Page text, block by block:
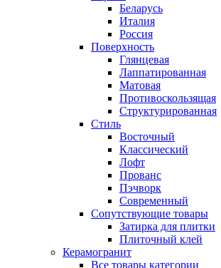
Беларусь
Италия
Россия
Поверхность
Глянцевая
Лаппатированная
Матовая
Противоскользящая
Структурированная
Стиль
Восточный
Классический
Лофт
Прованс
Пэчворк
Современный
Сопутствующие товары
Затирка для плитки
Плиточный клей
Керамогранит
Все товары категории